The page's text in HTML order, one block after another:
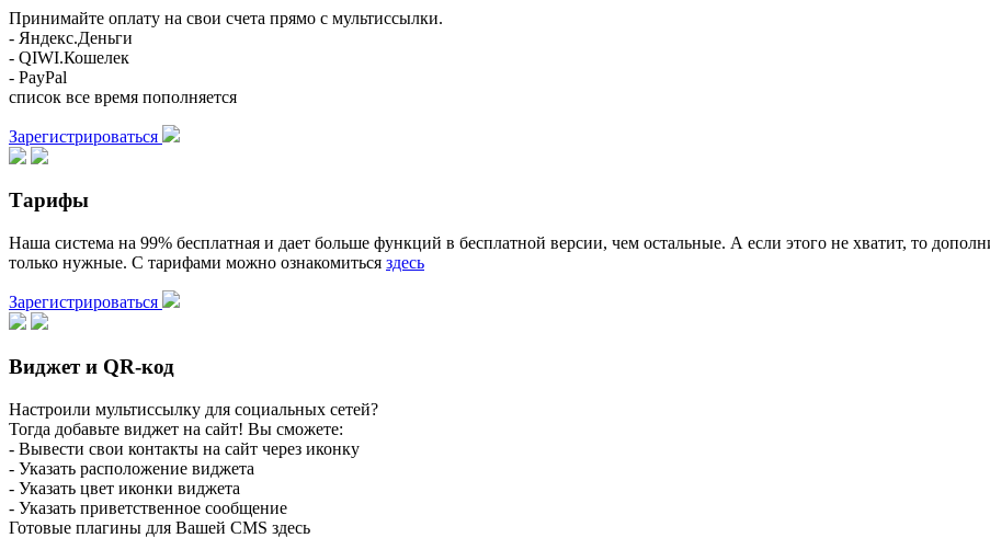
Принимайте оплату на свои счета прямо с мультиссылки.
- Яндекс.Деньги
- QIWI.Кошелек
- PayPal
список все время пополняется
Зарегистрироваться
Тарифы
Наша система на 99% бесплатная и дает больше функций в бесплатной версии, чем остальные. А если этого не хватит, то
только нужные. С тарифами можно ознакомиться здесь
Зарегистрироваться
Виджет и QR-код
Настроили мультиссылку для социальных сетей?
Тогда добавьте виджет на сайт! Вы сможете:
- Вывести свои контакты на сайт через иконку
- Указать расположение виджета
- Указать цвет иконки виджета
- Указать приветственное сообщение
Готовые плагины для Вашей CMS здесь